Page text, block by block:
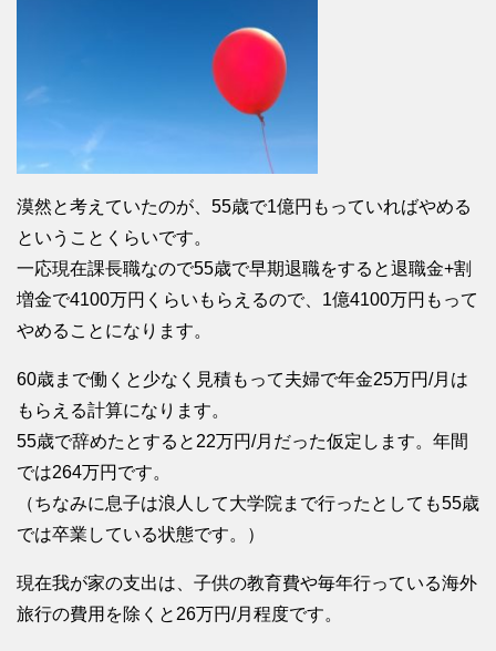
漠然と考えていたのが、55歳で1億円もっていればやめる
ということくらいです。
一応現在課長職なので55歳で早期退職をすると退職金+割
増金で4100万円くらいもらえるので、1億4100万円もって
やめることになります。
60歳まで働くと少なく見積もって夫婦で年金25万円/月は
もらえる計算になります。
55歳で辞めたとすると22万円/月だった仮定します。年間
では264万円です。
（ちなみに息子は浪人して大学院まで行ったとしても55歳
では卒業している状態です。）
現在我が家の支出は、子供の教育費や毎年行っている海外
旅行の費用を除くと26万円/月程度です。